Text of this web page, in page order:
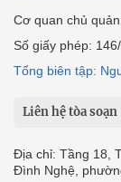
Cơ quan chủ
Số giấy phép:
Tổng biên tập:
Liên hệ tòa soạn
Địa chỉ: Tầng 18,
Đình Nghệ,